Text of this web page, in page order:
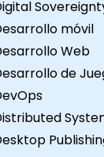
y
el
móvil
Web
de